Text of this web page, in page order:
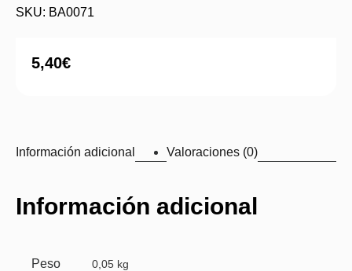
SKU: BA0071
5,40€
Información adicional Valoraciones (0)
Información adicional
Peso 0,05 kg